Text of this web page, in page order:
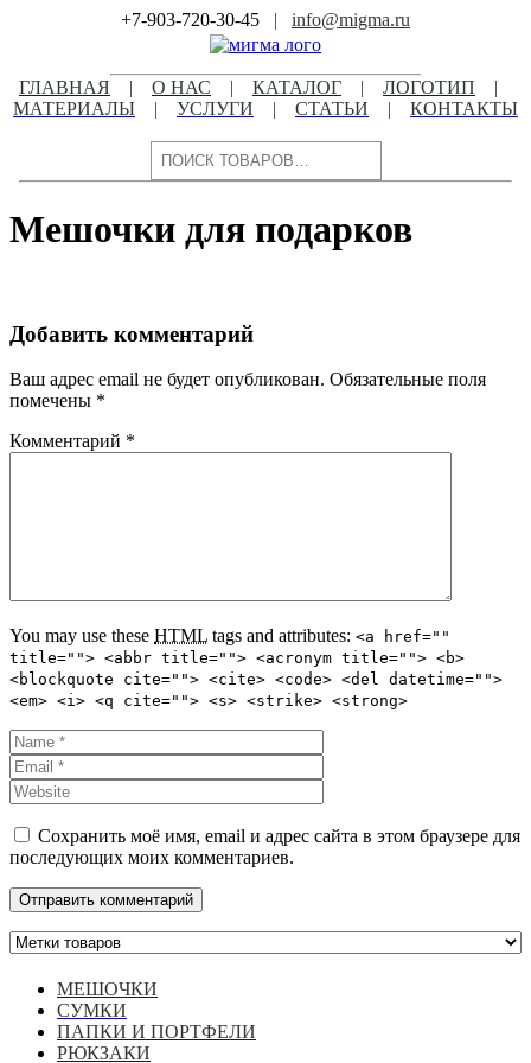
+7-903-720-30-45 | info@migma.ru
ГЛАВНАЯ | О НАС | КАТАЛОГ | ЛОГОТИП
|
МАТЕРИАЛЫ
| УСЛУГИ | СТАТЬИ | КОНТАКТЫ
Поиск
Мешочки для подарков
Добавить комментарий
Ваш адрес email не будет опубликован. Обязательные поля
помечены *
Комментарий *
You may use these HTML tags and attributes: <a href=""
title=""> <abbr title=""> <acronym title=""> <b>
<blockquote cite=""> <cite> <code> <del datetime="">
<em> <i> <q cite=""> <s> <strike> <strong>
Сохранить моё имя, email и адрес сайта в этом браузере для
последующих моих комментариев.
МЕШОЧКИ
СУМКИ
ПАПКИ И ПОРТФЕЛИ
РЮКЗАКИ